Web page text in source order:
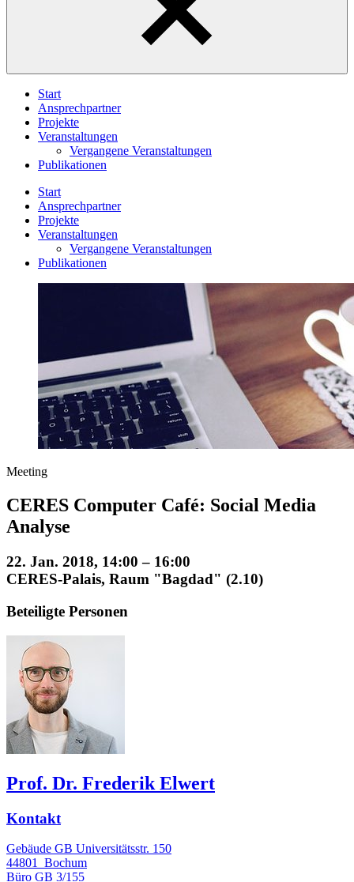
Start
Ansprechpartner
Projekte
Veranstaltungen
Vergangene Veranstaltungen
Publikationen
Start
Ansprechpartner
Projekte
Veranstaltungen
Vergangene Veranstaltungen
Publikationen
Meeting
CERES Computer Café: Social Media
Analyse
22. Jan. 2018, 14:00 – 16:00
CERES-Palais, Raum "Bagdad" (2.10)
Beteiligte Personen
Prof. Dr. Frederik Elwert
Kontakt
Gebäude GB Universitätsstr. 150
44801
Bochum
Büro GB 3/155